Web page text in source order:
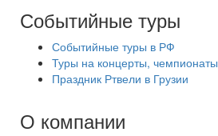
Событийные туры
Событийные туры в РФ
Туры на концерты, чемпионаты
Праздник Ртвели в Грузии
О компании